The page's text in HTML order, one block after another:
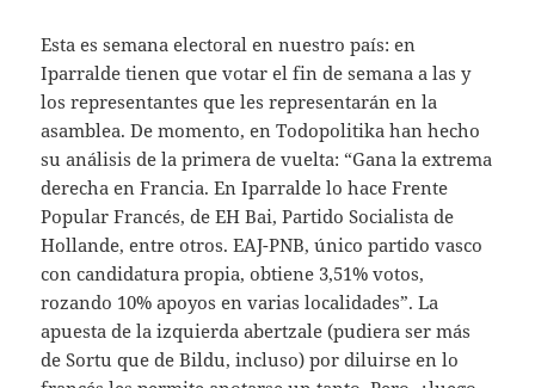
Esta es semana electoral en nuestro país: en
Iparralde tienen que votar el fin de semana a las y
los representantes que les representarán en la
asamblea. De momento, en Todopolitika han hecho
su análisis de la primera de vuelta: “Gana la extrema
derecha en Francia. En Iparralde lo hace Frente
Popular Francés, de EH Bai, Partido Socialista de
Hollande, entre otros. EAJ-PNB, único partido vasco
con candidatura propia, obtiene 3,51% votos,
rozando 10% apoyos en varias localidades”. La
apuesta de la izquierda abertzale (pudiera ser más
de Sortu que de Bildu, incluso) por diluirse en lo